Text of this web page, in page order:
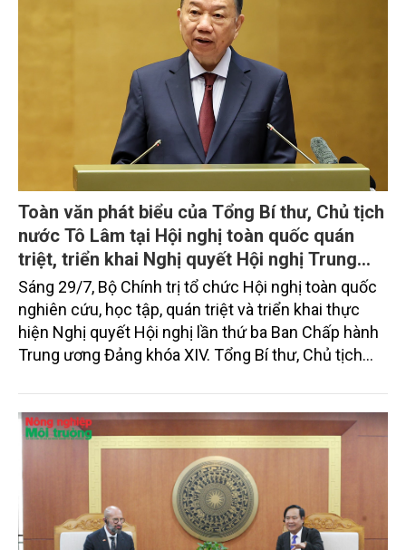
Toàn văn phát biểu của Tổng Bí thư, Chủ tịch
nước Tô Lâm tại Hội nghị toàn quốc quán
triệt, triển khai Nghị quyết Hội nghị Trung
ương 3, khóa XIV
Sáng 29/7, Bộ Chính trị tổ chức Hội nghị toàn quốc
nghiên cứu, học tập, quán triệt và triển khai thực
hiện Nghị quyết Hội nghị lần thứ ba Ban Chấp hành
Trung ương Đảng khóa XIV. Tổng Bí thư, Chủ tịch
nước Tô Lâm đã có bài phát biểu chỉ đạo quan
trọng. Tạp chí Nông nghiệp và Môi trường trân trọng
giới thiệu toàn văn bài phát biểu của đồng chí Tổng
Bí thư, Chủ tịch nước.